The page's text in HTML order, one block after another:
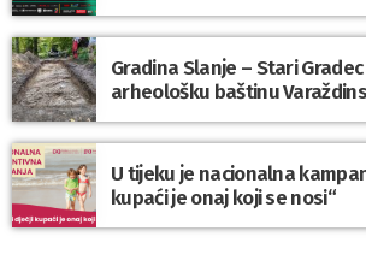
Gradina Slanje – Stari
arheološku baštinu
U tijeku je nacionalna
kupaći je onaj koji se nosi“